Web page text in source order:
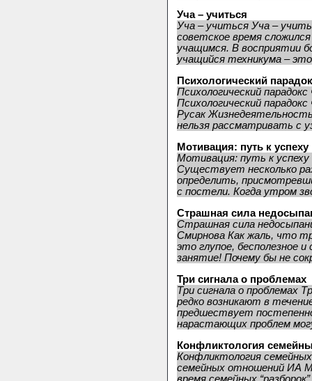
Уча – учиться
Уча – учиться Уча –
советское время
учащимся. В восприятии
учащийся техникума –
Психологический
Психологический
Психологический
Русак
нельзя рассматривать с
Мотивация: путь к успеху
Мотивация: путь к
Существует несколько
определить,
с постели. Когда утром
Страшная сила
Страшная сила
Смирнова Как жаль, что
это глупое, бесполезное
занятие! Почему бы не
Три сигнала о проблемах
Три сигнала о проблемах
редко возникают в
предшествует
нарастающих проблем
Конфликтология
Конфликтология
семейных отношений ИА